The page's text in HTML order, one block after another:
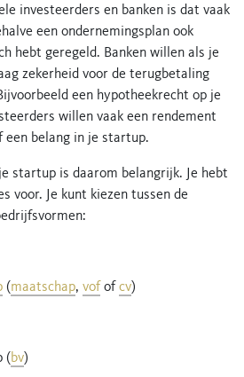
investeerders en banken is dat vaak
een ondernemingsplan ook
hebt geregeld. Banken willen als je
zekerheid voor de terugbetaling
een hypotheekrecht op je
willen vaak een rendement
een belang in je startup.
startup is daarom belangrijk. Je hebt
voor. Je kunt kiezen tussen de
(maatschap, vof of cv)
(bv)